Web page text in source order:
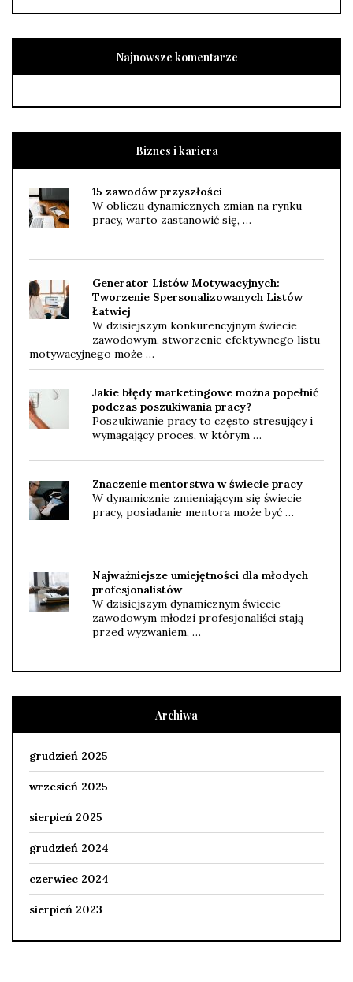
Najnowsze komentarze
Biznes i kariera
15 zawodów przyszłości
W obliczu dynamicznych zmian na rynku
pracy, warto zastanowić się, …
Generator Listów Motywacyjnych:
Tworzenie Spersonalizowanych Listów
Łatwiej
W dzisiejszym konkurencyjnym świecie
zawodowym, stworzenie efektywnego listu
motywacyjnego może …
Jakie błędy marketingowe można popełnić
podczas poszukiwania pracy?
Poszukiwanie pracy to często stresujący i
wymagający proces, w którym …
Znaczenie mentorstwa w świecie pracy
W dynamicznie zmieniającym się świecie
pracy, posiadanie mentora może być …
Najważniejsze umiejętności dla młodych
profesjonalistów
W dzisiejszym dynamicznym świecie
zawodowym młodzi profesjonaliści stają
przed wyzwaniem, …
Archiwa
grudzień 2025
wrzesień 2025
sierpień 2025
grudzień 2024
czerwiec 2024
sierpień 2023